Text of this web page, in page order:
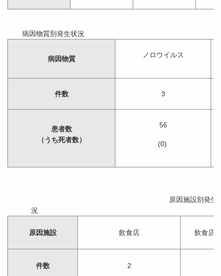
病因物質別発
病因物質 ノロウイルス
件数 3
患者数
（うち死者数）
56
(0)
原因施設別発生
原因施設 飲食店 飲食店
件数 2